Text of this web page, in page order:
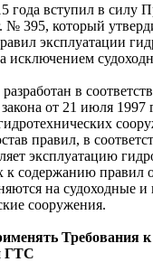
года вступил в силу
№ 395, который
эксплуатации
исключением
в
от 21 июля
правил, в
эксплуатацию
к содержанию правил
на судоходные
сооружения.
Требования
ГТС